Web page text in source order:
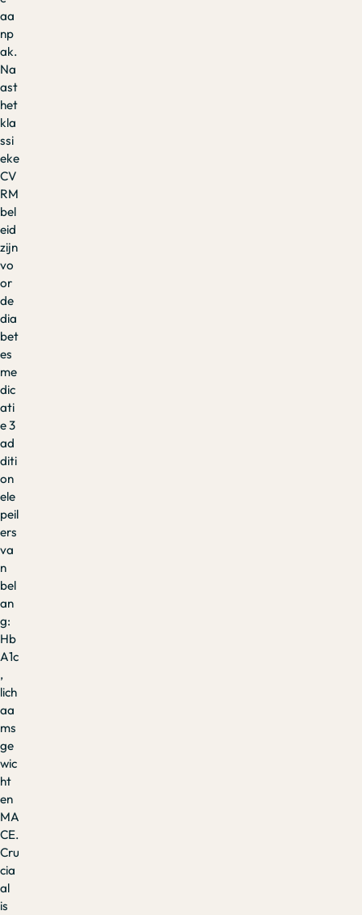
aa
np
ak.
Na
ast
het
kla
ssi
eke
CV
RM
bel
eid
zijn
vo
or
de
dia
bet
es
me
dic
ati
e 3
ad
diti
on
ele
peil
ers
va
n
bel
an
g:
Hb
A1c
,
lich
aa
ms
ge
wic
ht
en
MA
CE.
Cru
cia
al
is